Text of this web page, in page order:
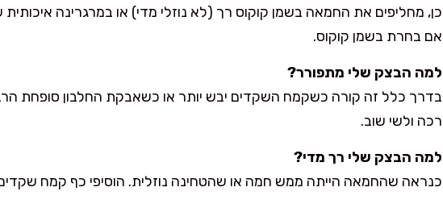
כן, מחליפים את החמאה בשמן קוקוס רך (לא נוזלי מדי) או במרגרינה
אם בחרת בשמן קוקוס.
למה הבצק שלי מתפורר?
בדרך כלל זה קורה כשקמח השקדים יבש יותר או כשאבקת החלבון סופחת
רכה ולשי שוב.
למה הבצק שלי רך מדי?
כנראה שהחמאה הייתה ממש חמה או שהטחינה נוזלית. הוסיפי כף קמח שקדים והכניסי ל-10 דקות